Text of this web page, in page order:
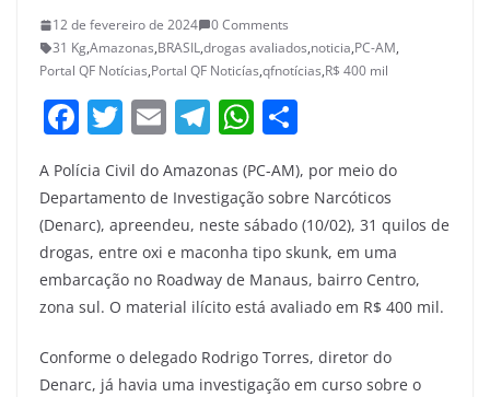
12 de fevereiro de 2024
0 Comments
31 Kg,Amazonas,BRASIL,drogas avaliados,noticia,PC-AM,
Portal QF Notícias,Portal QF Noticías,qfnotícias,R$ 400 mil
F
a
c
e
b
o
o
k
T
w
itt
er
E
ai
l
T
e
gr
a
m
W
at
s
A
p
p
ar
e
A Polícia Civil do Amazonas (PC-AM), por meio do
Departamento de Investigação sobre Narcóticos
(Denarc), apreendeu, neste sábado (10/02), 31 quilos de
drogas, entre oxi e maconha tipo skunk, em uma
embarcação no Roadway de Manaus, bairro Centro,
zona sul. O material ilícito está avaliado em R$ 400 mil.
Conforme o delegado Rodrigo Torres, diretor do
Denarc, já havia uma investigação em curso sobre o